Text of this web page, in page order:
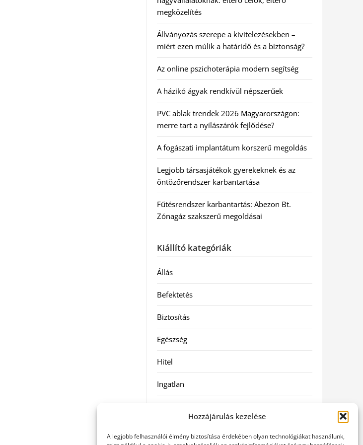
Hozzájárulás kezelése
A legjobb felhasználói élmény biztosítása érdekében olyan technológiákat használunk,
megközelítés
Állványozás szerepe a kivitelezésekben –
miért ezen múlik a határidő és a biztonság?
Az online pszichoterápia modern segítség
A házikó ágyak rendkívül népszerűek
PVC ablak trendek 2026 Magyarországon:
merre tart a nyílászárók fejlődése?
A fogászati implantátum korszerű megoldás
Legjobb társasjátékok gyerekeknek és az
öntözőrendszer karbantartása
Fűtésrendszer karbantartás: Abezon Bt.
Zónagáz szakszerű megoldásai
Kiállító kategóriák
Állás
Befektetés
Biztosítás
Egészség
Hitel
Ingatlan